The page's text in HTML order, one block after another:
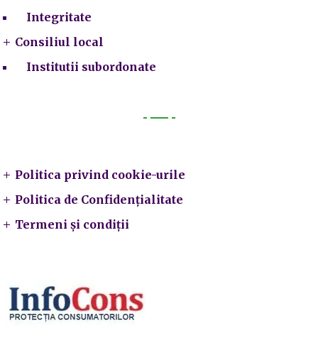
Integritate
Consiliul local
Institutii subordonate
Politica privind cookie-urile
Politica de Confidențialitate
Termeni și condiții